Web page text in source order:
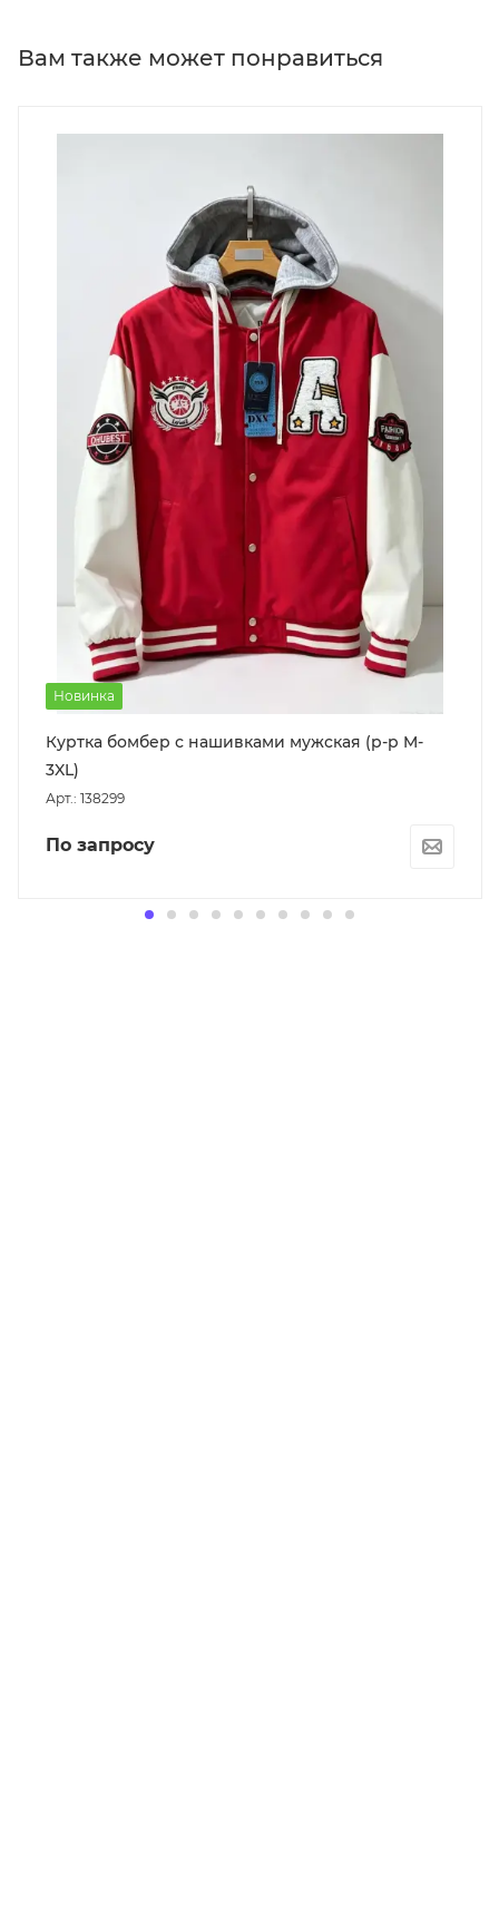
Вам также может понравиться
Новинка
Куртка бомбер с нашивками мужская (р-р M-
3XL)
Арт.: 138299
По запросу